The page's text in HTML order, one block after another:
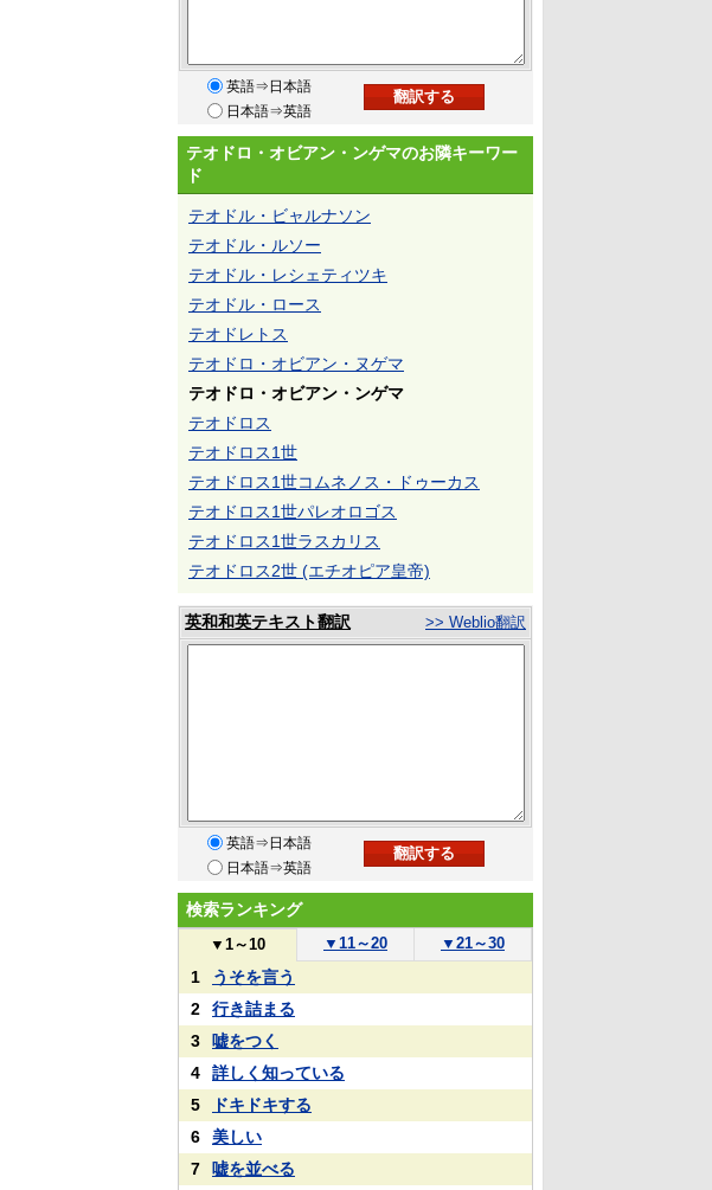
英語⇒日本語
日本語⇒英語
テオドロ・オビアン・ンゲマのお隣キーワー
ド
テオドル・ビャルナソン
テオドル・ルソー
テオドル・レシェティツキ
テオドル・ロース
テオドレトス
テオドロ・オビアン・ヌゲマ
テオドロ・オビアン・ンゲマ
テオドロス
テオドロス1世
テオドロス1世コムネノス・ドゥーカス
テオドロス1世パレオロゴス
テオドロス1世ラスカリス
テオドロス2世 (エチオピア皇帝)
英和和英テキスト翻訳 >> Weblio翻訳
英語⇒日本語
日本語⇒英語
検索ランキング
▼ 1～10 ▼ 11～20 ▼ 21～30
1
うそを言う
2
行き詰まる
3
嘘をつく
4
詳しく知っている
5
ドキドキする
6
美しい
7
嘘を並べる